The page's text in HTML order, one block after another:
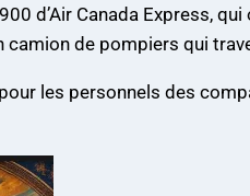
d’Air Canada Express,
camion de pompiers qui
personnels des